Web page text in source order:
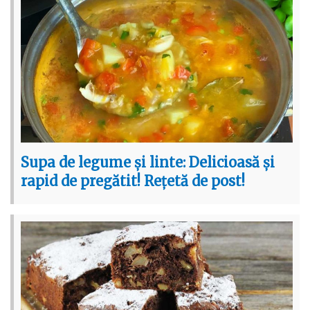
Supa de legume și linte: Delicioasă și
rapid de pregătit! Rețetă de post!